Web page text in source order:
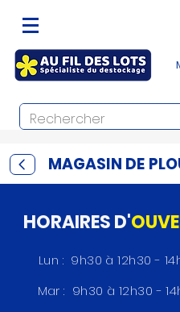
MAGASIN DE
HORAIRES D'
Lun : 9h30 à 12h30 -
Mar : 9h30 à 12h30 -